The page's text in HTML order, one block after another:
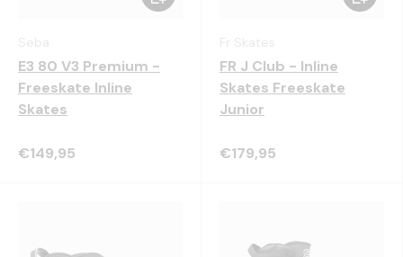
E3 80 V3 Premium -
Freeskate Inline
Skates
€149,95
FR J Club - Inline
Skates Freeskate
Junior
€179,95